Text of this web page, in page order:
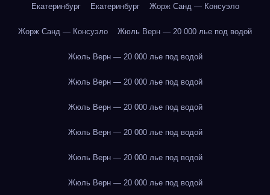
Екатеринбург Екатеринбург Жорж Санд — Консуэло
Жорж Санд — Консуэло Жюль Верн — 20 000 лье под водой
Жюль Верн — 20 000 лье под водой
Жюль Верн — 20 000 лье под водой
Жюль Верн — 20 000 лье под водой
Жюль Верн — 20 000 лье под водой
Жюль Верн — 20 000 лье под водой
Жюль Верн — 20 000 лье под водой